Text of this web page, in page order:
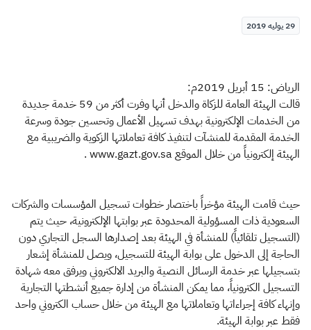
29 يوليه 2019
الرياض: 15 أبريل 2019م:
قالت الهيئة العامة للزكاة والدخل أنها وفرت أكثر من 59 خدمة جديدة
من الخدمات الإلكترونية بهدف تسهيل الأعمال وتحسين جودة وسرعة
الخدمة المقدمة للمنشآت لتنفيذ كافة تعاملاتها الزكوية والضريبية مع
الهيئة إلكترونياً من خلال الموقع www.gazt.gov.sa .
حيث قامت الهيئة مؤخراً باختصار خطوات تسجيل المؤسسات والشركات
السعودية ذات المسؤولية المحدودة عبر بوابتها الإلكترونية، حيث يتم
(التسجيل تلقائياً) للمنشأة في الهيئة بعد إصدارها السجل التجاري دون
الحاجة إلى الدخول على بوابة الهيئة للتسجيل، ويصل للمنشأة إشعار
بتسجيلها عبر خدمة الرسائل النصية والبريد الالكتروني ويرفق معه شهادة
التسجيل الكترونياً، مما يمكن المنشأة من إدارة جميع أنشطتها التجارية
وإنهاء كافة إجراءاتها وتعاملاتها مع الهيئة من خلال حساب الكتروني واحد
فقط عبر بوابة الهيئة.